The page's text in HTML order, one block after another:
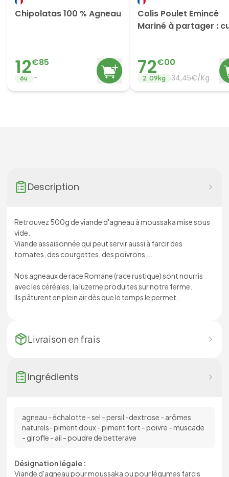
Chipolatas 100 % Agneau
12€85
6u -
Colis Poulet Emincé
Mariné à partager :
72€00
2.09kg 34,45€/Kg
Description
Retrouvez 500g de viande d'agneau à moussaka mise sous
vide.
Viande assaisonnée qui peut servir aussi à farcir des
tomates, des courgettes, des poivrons ...
Nos agneaux de race Romane (race rustique) sont nourris
avec les céréales, la luzerne produites sur notre ferme.
Ils pâturent en plein air dès que le temps le permet.
Livraison en frais
Ingrédients
agneau - échalotte - sel - persil -dextrose - arômes
naturels- piment doux - piment fort - poivre - muscade
- girofle - ail - poudre de betterave
Désignation légale :
Viande d'agneau pour moussaka ou pour légumes farcis